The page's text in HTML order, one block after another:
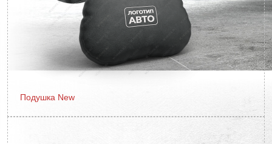
Подушка New